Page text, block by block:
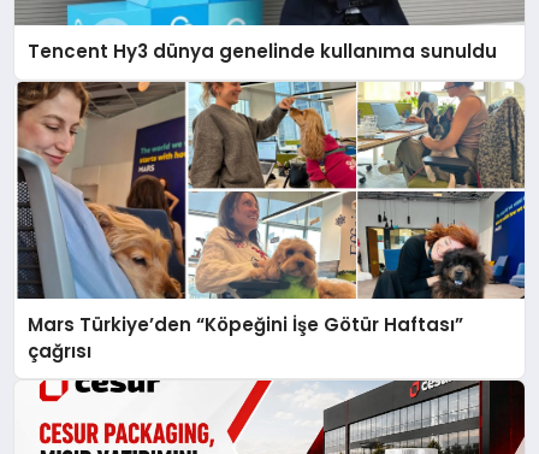
Tencent Hy3 dünya genelinde kullanıma sunuldu
Mars Türkiye’den “Köpeğini İşe Götür Haftası”
çağrısı